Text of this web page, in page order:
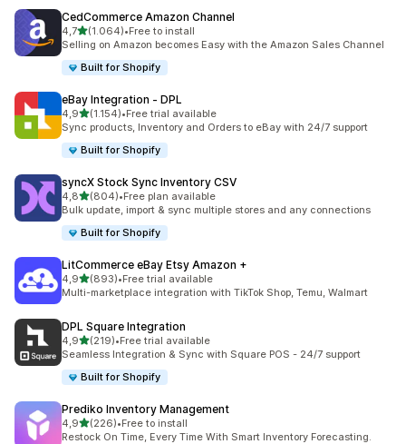
CedCommerce Amazon Channel
4,7de 5 estrelas
(1.064)
1064 total de avaliações
•Free to install
Selling on Amazon becomes Easy with the Amazon Sales Channel
Built for Shopify
eBay Integration ‑ DPL
4,9de 5 estrelas
(1.154)
1154 total de avaliações
•Free trial available
Sync products, Inventory and Orders to eBay with 24/7 support
Built for Shopify
syncX Stock Sync Inventory CSV
4,8de 5 estrelas
(804)
804 total de avaliações
•Free plan available
Bulk update, import & sync multiple stores and any connections
Built for Shopify
LitCommerce eBay Etsy Amazon +
4,9de 5 estrelas
(893)
893 total de avaliações
•Free trial available
Multi-marketplace integration with TikTok Shop, Temu, Walmart
DPL Square Integration
4,9de 5 estrelas
(219)
219 total de avaliações
•Free trial available
Seamless Integration & Sync with Square POS - 24/7 support
Built for Shopify
Prediko Inventory Management
4,9de 5 estrelas
(226)
226 total de avaliações
•Free to install
Restock On Time, Every Time With Smart Inventory Forecasting.